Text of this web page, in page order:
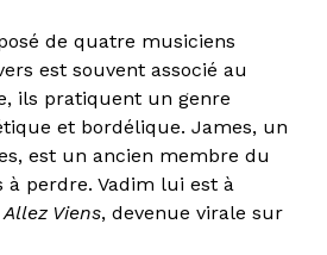
de quatre musiciens
est souvent associé au
ils pratiquent un genre
et bordélique. James, un
est un ancien membre du
perdre. Vadim lui est à
Allez Viens, devenue virale sur